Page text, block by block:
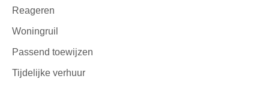
Reageren
Woningruil
Passend toewijzen
Tijdelijke verhuur